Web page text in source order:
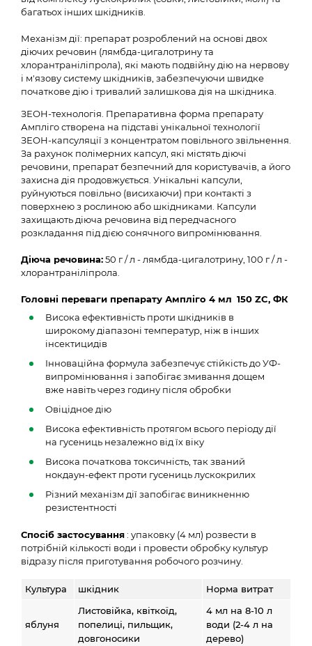
багатьох інших шкідників.
Механізм дії: препарат розроблений на основі двох
діючих речовин (лямбда-цигалотрину та
хлорантраніліпрола), які мають подвійну дію на нервову
і м'язову систему шкідників, забезпечуючи швидке
початкове дію і тривалий залишкова дія на шкідника.
ЗЕОН-технологія. Препаративна форма препарату
Ампліго створена на підставі унікальної технології
ЗЕОН-капсуляції з концентратом повільного звільнення.
За рахунок полімерних капсул, які містять діючі
речовини, препарат безпечний для користувачів, а його
захисна дія продовжується. Унікальні капсули,
руйнуються повільно (висихаючи) при контакті з
поверхнею з рослиною або шкідниками. Капсули
захищають діюча речовина від передчасного
розкладання під дією сонячного випромінювання.
Діюча речовина:50 г / л - лямбда-цигалотрину, 100 г / л -
хлорантраніліпрола.
Головні переваги препарату Ампліго 4 мл 150 ZC, ФК
Висока ефективність проти шкідників в
широкому діапазоні температур, ніж в інших
інсектицидів
Інноваційна формула забезпечує стійкість до УФ-
випромінювання і запобігає змивання дощем
вже навіть через годину після обробки
Овіцідное дію
Висока ефективність протягом всього періоду дії
на гусениць незалежно від їх віку
Висока початкова токсичність, так званий
нокдаун-ефект проти гусениць лускокрилих
Різний механізм дії запобігає виникненню
резистентності
Спосіб застосування: упаковку (4 мл) розвести в
потрібній кількості води і провести обробку культур
відразу після приготування робочого розчину.
Культура шкідник Норма витрат
яблуня
Листовійка, квіткоїд,
попелиці, пильщик,
довгоносики
4 мл на 8-10 л
води (2-4 л на
дерево)